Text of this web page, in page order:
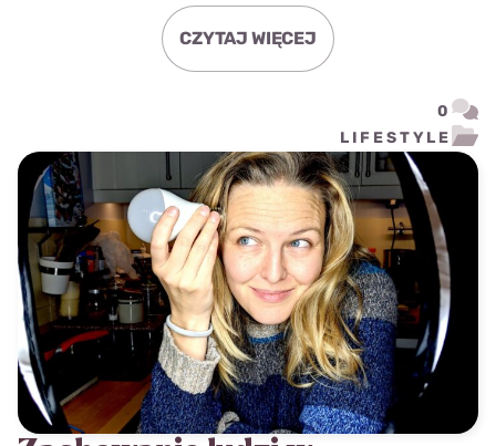
CZYTAJ WIĘCEJ
0
LIFESTYLE